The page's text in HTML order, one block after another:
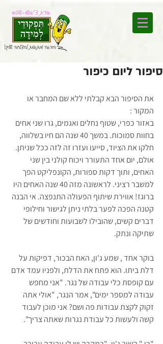
סיפור ליום כיפור
את הסיפור הבא קבלתי ללא שם המחבר או
המקור :
באזור כפרי, שטוף נחלים ואגמים, גרו שני אחים
בחוות סמוכות. במשך 40 שנה הם חיו בשלווה,
חלקו את הציוד, סייעו ועזרו זה לזה ככל שניתן.
אולם, יום אחד התעורר ויכוח קולני בין שני
האחים, ותוך דקות ספורות, הקונפליקט הפך
למשבר רציני. לראשונה מזה 40 שנה האחים היו
ברוגז! אווירת שיתוף הפעולה התנפצה. אי הבנה
קטנה הפכה לפער בלתי ניתן לגישור וחילופי
דברים קשים, שהובילו לשבועות וחודשים של
שתיקה ונתק.
בוקר אחד , שמע ג'ון, האח הבכור, דפיקות על
דלת ביתו. הוא פתח את הדלת, ולפניו עמד אדם
עם קופסת כלי עבודה של נגר. "אני מחפש
עבודה למספר ימים", אמר הנגר, "אולי אתה
זקוק לקצת עבודות פה ושם? אני מוכן לעבוד
קשה ולעשות כל עבודת נגרות שאתה צריך".